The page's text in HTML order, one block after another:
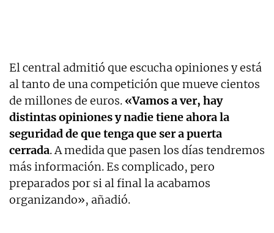
El central admitió que escucha opiniones y está
al tanto de una competición que mueve cientos
de millones de euros. «Vamos a ver, hay
distintas opiniones y nadie tiene ahora la
seguridad de que tenga que ser a puerta
cerrada. A medida que pasen los días tendremos
más información. Es complicado, pero
preparados por si al final la acabamos
organizando», añadió.